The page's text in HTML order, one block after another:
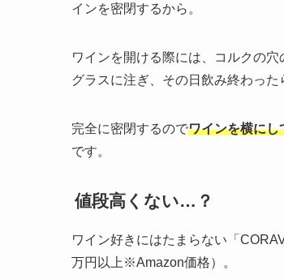
インを密閉するから。
ワインを開ける際には、コルクの
グラスに注ぎ、その日飲み終わった
完全に密閉するのでワインを横にし
です。
値段高くない…？
ワイン好きにはたまらない「
万円以上※Amazon価格）。